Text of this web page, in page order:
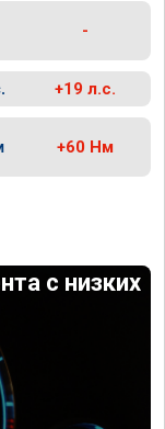
-
+19 л.с.
+60 Нм
с низких